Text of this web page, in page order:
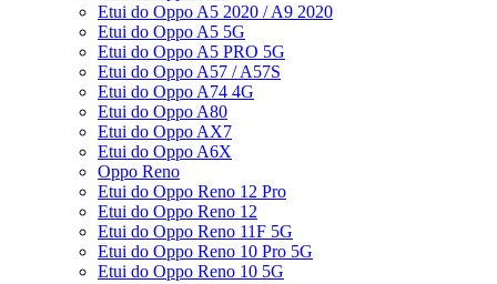
Etui do Oppo A5 2020 / A9 2020
Etui do Oppo A5 5G
Etui do Oppo A5 PRO 5G
Etui do Oppo A57 / A57S
Etui do Oppo A74 4G
Etui do Oppo A80
Etui do Oppo AX7
Etui do Oppo A6X
Oppo Reno
Etui do Oppo Reno 12 Pro
Etui do Oppo Reno 12
Etui do Oppo Reno 11F 5G
Etui do Oppo Reno 10 Pro 5G
Etui do Oppo Reno 10 5G